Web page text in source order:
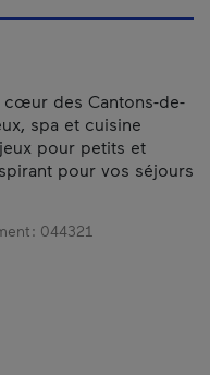
cœur des Cantons-de-
spa et cuisine
pour petits et
pour vos séjours
: 044321